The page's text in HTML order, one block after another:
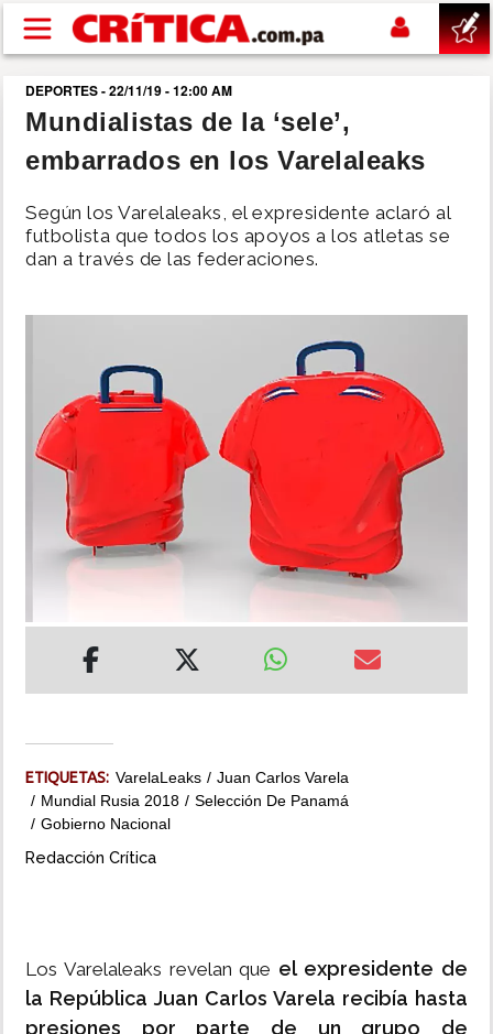
Pasar al contenido principal
buscar
SUCESOS
NACIONAL
DEPORTES
MUNDO
INSÓLITAS
IMPRESO
DEPORTES - 22/11/19 - 12:00 AM
Mundialistas de la ‘sele’,
embarrados en los Varelaleaks
Según los Varelaleaks, el expresidente aclaró al
futbolista que todos los apoyos a los atletas se
dan a través de las federaciones.
ETIQUETAS: VarelaLeaks
Juan Carlos Varela
Mundial Rusia 2018
Selección De Panamá
Gobierno Nacional
Redacción Crítica
Los Varelaleaks revelan que el expresidente de
la República Juan Carlos Varela recibía hasta
presiones por parte de un grupo de